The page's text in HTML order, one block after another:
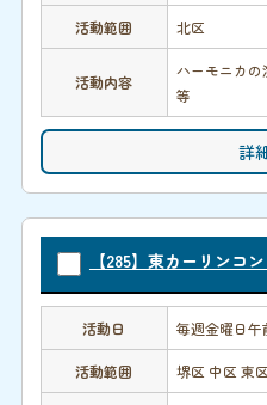
活動範囲 北区
活動内容
ハーモニカの
等
詳
【285】東カーリンコ
活動日 毎週金曜日午
活動範囲 堺区 中区 東